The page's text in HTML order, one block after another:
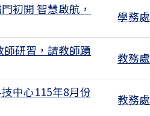
初開 智慧啟航，
學務處
研習，請教師踴
教務處
中心115年8月份
教務處